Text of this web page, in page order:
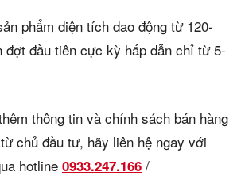
phẩm diện tích dao động từ 120-
đợt đầu tiên cực kỳ hấp dẫn chỉ từ 5-
thông tin và chính sách bán hàng
chủ đầu tư, hãy liên hệ ngay với
hotline 0933.247.166 /